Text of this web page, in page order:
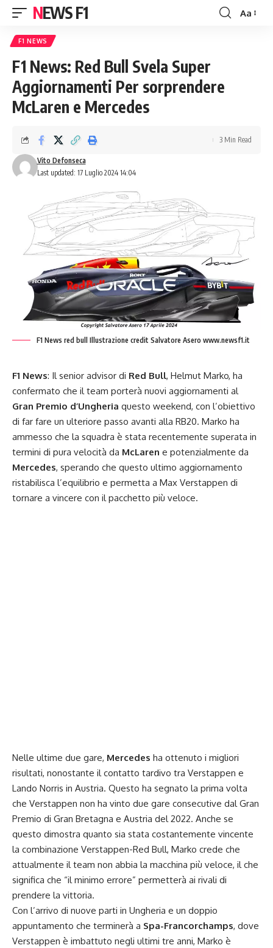
NEWS F1
Font
Aa
F1 NEWS
F1 News: Red Bull Svela Super
Aggiornamenti Per sorprendere
McLaren e Mercedes
Last updated: 17 Luglio 2024 14:04
Vito Defonseca
3 Min Read
F1 News red bull Illustrazione credit Salvatore Asero www.newsf1.it
F1 News: Il senior advisor di Red Bull, Helmut Marko, ha
confermato che il team porterà nuovi aggiornamenti al
Gran Premio d’Ungheria questo weekend, con l’obiettivo
di far fare un ulteriore passo avanti alla RB20. Marko ha
ammesso che la squadra è stata recentemente superata in
termini di pura velocità da McLaren e potenzialmente da
Mercedes, sperando che questo ultimo aggiornamento
ristabilisca l’equilibrio e permetta a Max Verstappen di
tornare a vincere con il pacchetto più veloce.
Nelle ultime due gare, Mercedes ha ottenuto i migliori
risultati, nonostante il contatto tardivo tra Verstappen e
Lando Norris in Austria. Questo ha segnato la prima volta
che Verstappen non ha vinto due gare consecutive dal Gran
Premio di Gran Bretagna e Austria del 2022. Anche se
questo dimostra quanto sia stata costantemente vincente
la combinazione Verstappen-Red Bull, Marko crede che
attualmente il team non abbia la macchina più veloce, il che
significa che “il minimo errore” permetterà ai rivali di
prendere la vittoria.
Con l’arrivo di nuove parti in Ungheria e un doppio
appuntamento che terminerà a Spa-Francorchamps, dove
Verstappen è imbattuto negli ultimi tre anni, Marko è